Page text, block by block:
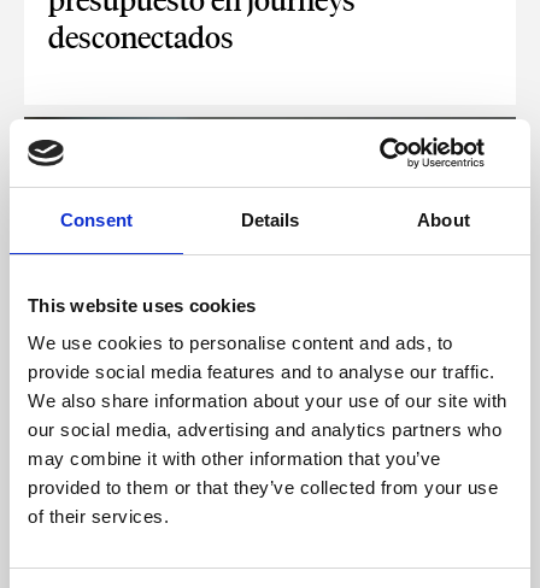
Consent Details About
This website uses cookies
We use cookies to personalise content and ads, to
provide social media features and to analyse our traffic.
We also share information about your use of our site with
our social media, advertising and analytics partners who
may combine it with other information that you’ve
provided to them or that they’ve collected from your use
of their services.
desconectados